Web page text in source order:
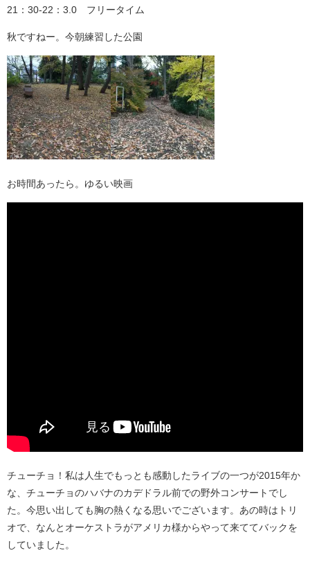
21：30-22：3.0 フリータイム
秋ですねー。今朝練習した公園
お時間あったら。ゆるい映画
チューチョ！私は人生でもっとも感動したライブの一つが2015年か
な、チューチョのハバナのカデドラル前での野外コンサートでし
た。今思い出しても胸の熱くなる思いでございます。あの時はトリ
オで、なんとオーケストラがアメリカ様からやって来ててバックを
していました。